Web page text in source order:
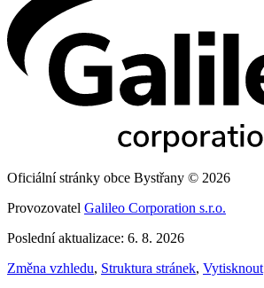
Oficiální stránky obce Bystřany © 2026
Provozovatel Galileo Corporation s.r.o.
Poslední aktualizace: 6. 8. 2026
Změna vzhledu, Struktura stránek, Vytisknout